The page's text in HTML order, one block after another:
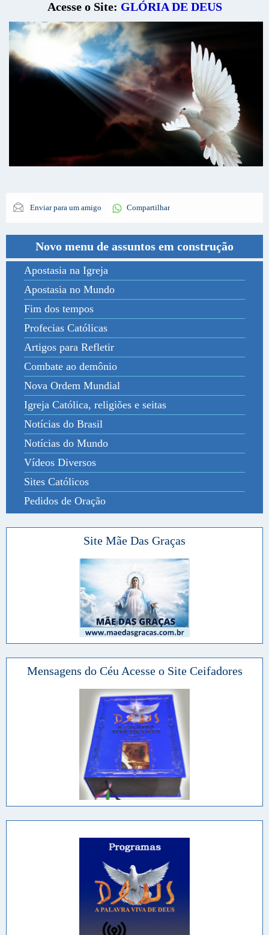
Acesse o Site: GLÓRIA DE DEUS
Enviar para um amigo Compartilhar
Novo menu de assuntos em construção
Apostasia na Igreja
Apostasia no Mundo
Fim dos tempos
Profecias Católicas
Artigos para Refletir
Combate ao demônio
Nova Ordem Mundial
Igreja Católica, religiões e seitas
Notícias do Brasil
Notícias do Mundo
Vídeos Diversos
Sites Católicos
Pedidos de Oração
Site Mãe Das Graças
Mensagens do Céu Acesse o Site Ceifadores